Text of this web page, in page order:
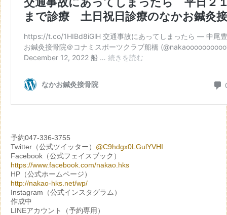
予約047-336-3755
Twitter（公式ツイッター） @C9hdgx0LGulYVHI
Facebook（公式フェイスブック）
https://www.facebook.com/nakao.hks
HP（公式ホームページ）
http://nakao-hks.net/wp/
Instagram（公式インスタグラム）
作成中
LINEアカウント（予約専用）